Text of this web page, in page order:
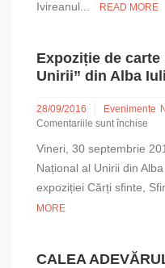
Sinod
Ivireanul... READ MORE
Expoziție de carte
Unirii” din Alba
28/09/2016 Evenimente
Comentariile sunt închise
Expoziție
de
„Muzeul
Unirii”
Vineri, 30 septembrie
Național al Unirii din
expoziției Cărți sfinte,
MORE
CALEA